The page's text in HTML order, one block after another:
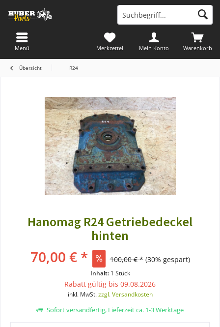
Warenkorb
Merkzettel Mein Konto
Menü
Übersicht R24
Hanomag R24 Getriebedeckel
hinten
70,00 € * 100,00 € * (30% gespart)
Inhalt: 1 Stück
Rabatt gültig bis 09.08.2026
inkl. MwSt.zzgl. Versandkosten
Sofort versandfertig, Lieferzeit ca. 1-3 Werktage